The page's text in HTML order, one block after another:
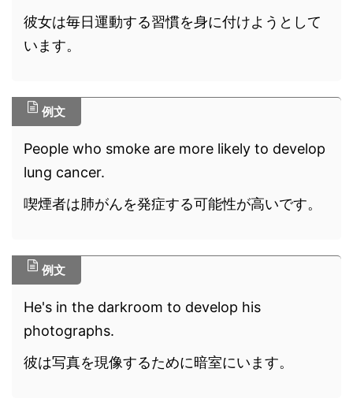
彼女は毎日運動する習慣を身に付けようとして
います。
例文
People who smoke are more likely to develop
lung cancer.
喫煙者は肺がんを発症する可能性が高いです。
例文
He's in the darkroom to develop his
photographs.
彼は写真を現像するために暗室にいます。